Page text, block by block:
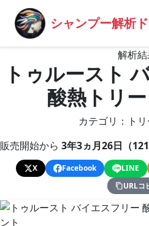
シャンプー解析
解析
トゥルースト
酸熱トリ
カテゴリ：ト
販売開始から 3年3ヵ月26日（
X Facebook LINE
URLコ